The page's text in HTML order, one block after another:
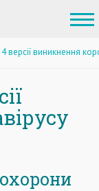
версії виникнення